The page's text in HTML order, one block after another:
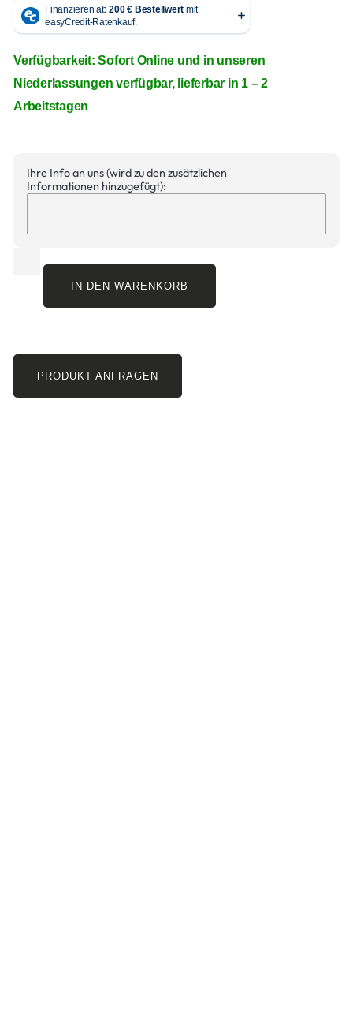
Verfügbarkeit: Sofort Online und in unseren
Niederlassungen verfügbar, lieferbar in 1 – 2
Arbeitstagen
Ihre Info an uns (wird zu den zusätzlichen
Informationen hinzugefügt):
IN DEN WARENKORB
PRODUKT ANFRAGEN